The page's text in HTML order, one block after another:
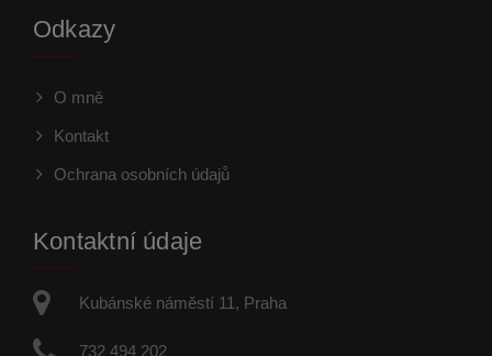
Odkazy
O mně
Kontakt
Ochrana osobních údajů
Kontaktní údaje
Kubánské náměstí 11, Praha
732 494 202